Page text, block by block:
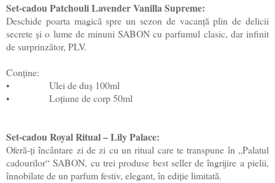
Set-cadou Patchouli Lavender Vanilla Supreme:
Deschide poarta magică spre un sezon de vacanță plin de delicii
secrete și o lume de minuni SABON cu parfumul clasic, dar infinit
de surprinzător, PLV.
Conține:
•
Ulei de duș 100ml
•
Loțiune de corp 50ml
Set-cadou Royal Ritual – Lily Palace:
Oferă-ți încântare zi de zi cu un ritual care te transpune în „Palatul
cadourilor“ SABON, cu trei produse best seller de îngrijire a pielii,
înnobilate de un parfum festiv, elegant, în ediție limitată.